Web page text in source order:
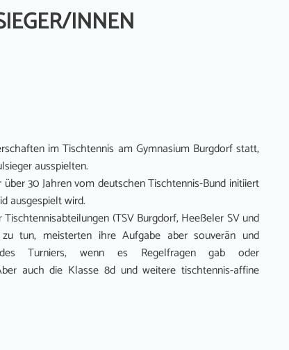
INNEN
im Tischtennis am Gymnasium Burgdorf statt,
ausspielten.
30 Jahren vom deutschen Tischtennis-Bund initiiert
ausgespielt wird.
(TSV Burgdorf, Heeßeler SV und
tun, meisterten ihre Aufgabe aber souverän und
Turniers, wenn es Regelfragen gab oder
auch die Klasse 8d und weitere tischtennis-affine